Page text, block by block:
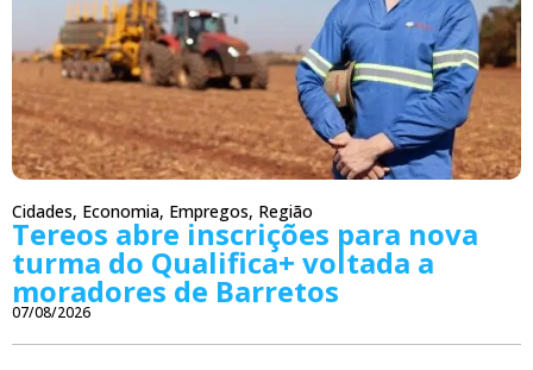
Cidades, Economia, Empregos, Região
Tereos abre inscrições para nova
turma do Qualifica+ voltada a
moradores de Barretos
07/08/2026